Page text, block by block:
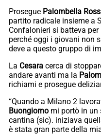
Prosegue Palombella
partito radicale insieme a
Confalonieri si batteva
perché oggi i giovani non
deve a questo gruppo di
La Cesara cerca di
andare avanti ma la
richiami e prosegue
“Quando a Milano 2
Buongiorno mi portò in un
cantina (sic). iniziava
è stata gran parte della